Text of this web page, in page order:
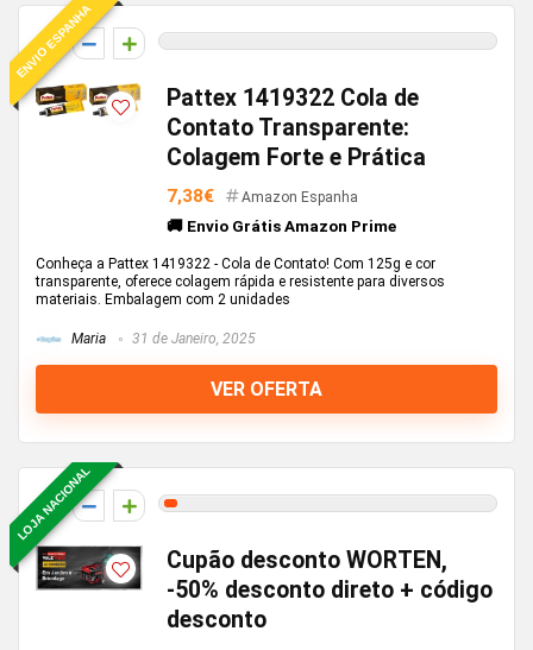
ENVIO ESPANHA
0
Pattex 1419322 Cola de
Contato Transparente:
Colagem Forte e Prática
7,38€ Amazon Espanha
🚚 Envio Grátis Amazon Prime
Conheça a Pattex 1419322 - Cola de Contato! Com 125g e cor
transparente, oferece colagem rápida e resistente para diversos
materiais. Embalagem com 2 unidades
Maria 31 de Janeiro, 2025
VER OFERTA
LOJA NACIONAL
2
Cupão desconto WORTEN,
-50% desconto direto + código
desconto